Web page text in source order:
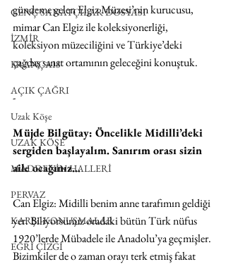
GENÇ SANATÇILAR DOSYASI
İZMİR
FRANÇAIS
AÇIK ÇAĞRI
Uzak Köşe
UZAK KÖŞE
MADDENİN HALLERİ
PERVAZ
KARŞI-KONUŞMALAR
EĞRİ ÇİZGİ
gündeme gelen Elgiz Müzesi’nin kurucusu,
mimar Can Elgiz ile koleksiyonerliği,
koleksiyon müzeciliğini ve Türkiye’deki
çağdaş sanat ortamının geleceğini konuştuk.
-
Müjde Bilgütay: Öncelikle Midilli’deki
sergiden başlayalım. Sanırım orası sizin
aile ocağınız...
Can Elgiz: Midilli benim anne tarafımın geldiği
yer. Biliyorsunuz oradaki bütün Türk nüfus
1920’lerde Mübadele ile Anadolu’ya geçmişler.
Bizimkiler de o zaman orayı terk etmiş fakat